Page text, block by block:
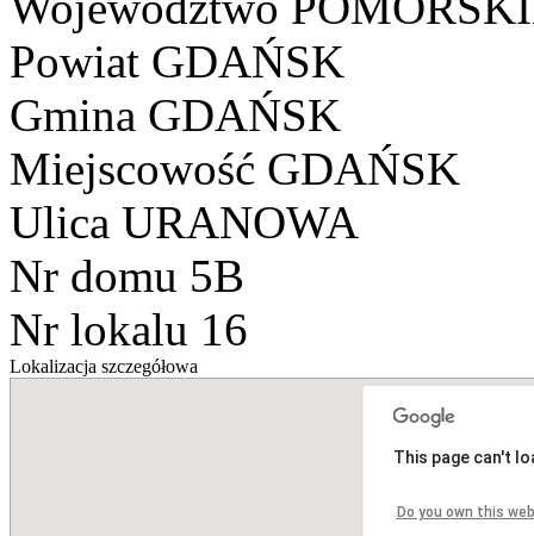
Powiat GDAŃSK
Gmina GDAŃSK
Miejscowość GDAŃSK
Ulica URANOWA
Nr domu 5B
Nr lokalu 16
Lokalizacja szczegółowa
This page can't
Do you own this